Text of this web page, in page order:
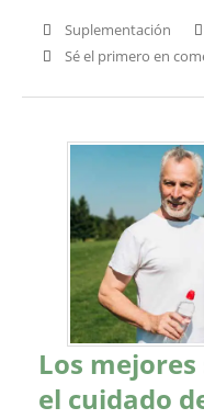
Suplementación
Sé el primero en
Los
el cuidado